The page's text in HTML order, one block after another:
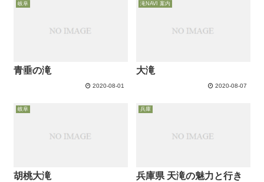
岐阜
青垂の滝
2020-08-01
滝NAVI 案内
大滝
2020-08-07
岐阜
胡桃大滝
兵庫
兵庫県 天滝の魅力と行き